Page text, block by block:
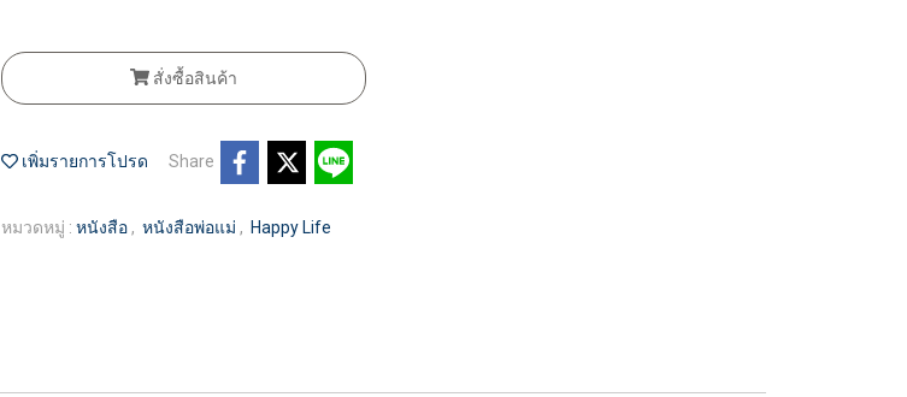
สั่งซื้อสินค้า
เพิ่มรายการโปรด Share
หมวดหมู่ : หนังสือ , หนังสือพ่อแม่ , Happy Life